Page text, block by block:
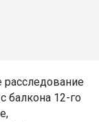
расследование
балкона 12-го